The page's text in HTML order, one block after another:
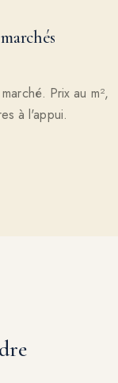
Prix au m²,
à l'appui.